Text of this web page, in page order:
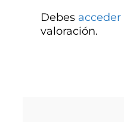
Debes acceder
valoración.